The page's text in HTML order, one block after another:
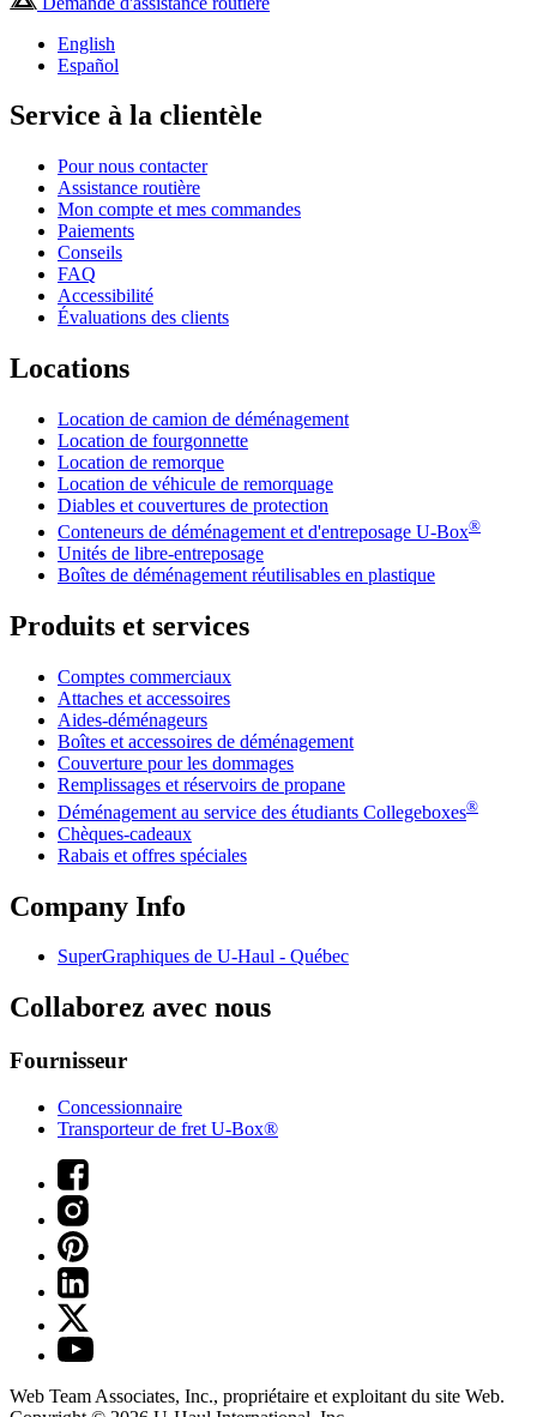
English
Español
Service à la clientèle
Pour nous contacter
Assistance routière
Mon compte et mes commandes
Paiements
Conseils
FAQ
Accessibilité
Évaluations des clients
Locations
Location de camion de déménagement
Location de fourgonnette
Location de remorque
Location de véhicule de remorquage
Diables et couvertures de protection
Conteneurs de déménagement et d'entreposage U-Box®
Unités de libre-entreposage
Boîtes de déménagement réutilisables en plastique
Produits et services
Comptes commerciaux
Attaches et accessoires
Aides-déménageurs
Boîtes et accessoires de déménagement
Couverture pour les dommages
Remplissages et réservoirs de propane
Déménagement au service des étudiants Collegeboxes®
Chèques-cadeaux
Rabais et offres spéciales
Company Info
SuperGraphiques de U-Haul - Québec
Collaborez avec nous
Fournisseur
Concessionnaire
Transporteur de fret U-Box®
Web Team Associates, Inc., propriétaire et exploitant du site Web.